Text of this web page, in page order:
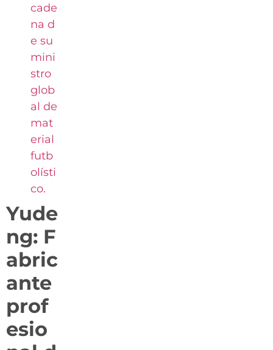
cade
na d
e su
mini
stro
glob
al de
mat
erial
futb
olísti
co.
Yude
ng: F
abric
ante
prof
esio